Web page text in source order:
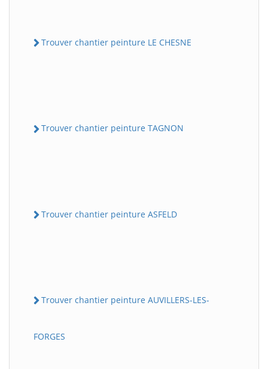
Trouver chantier peinture LE CHESNE
Trouver chantier peinture TAGNON
Trouver chantier peinture ASFELD
Trouver chantier peinture AUVILLERS-LES-
FORGES